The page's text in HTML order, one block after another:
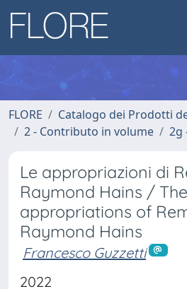
FLORE
Catalogo dei Prodotti
2 - Contributo in volume
2g
Le appropriazioni di
Raymond Hains / The
appropriations of
Raymond Hains
Francesco Guzzetti
2022